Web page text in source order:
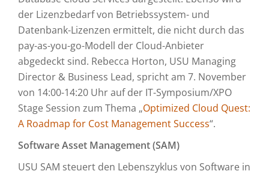
der Lizenzbedarf von Betriebssystem- und
Datenbank-Lizenzen ermittelt, die nicht durch das
pay-as-you-go-Modell der Cloud-Anbieter
abgedeckt sind. Rebecca Horton, USU Managing
Director & Business Lead, spricht am 7. November
von 14:00-14:20 Uhr auf der IT-Symposium/XPO
Stage Session zum Thema „Optimized Cloud Quest:
A Roadmap for Cost Management Success“.
Software Asset Management (SAM)
USU SAM steuert den Lebenszyklus von Software in